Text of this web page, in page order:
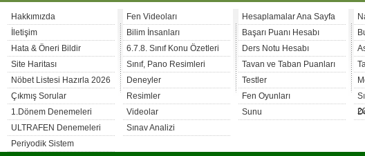
Hakkımızda
İletişim
Hata & Öneri Bildir
Site Haritası
Nöbet Listesi Hazırla 2026
Çıkmış Sorular
1.Dönem Denemeleri
ULTRAFEN Denemeleri
Periyodik Sistem
Fen Videoları
Bilim İnsanları
6.7.8. Sınıf Konu Özetleri
Sınıf, Pano Resimleri
Deneyler
Resimler
Videolar
Sınav Analizi
Hesaplamalar Ana Sayfa
Başarı Puanı Hesabı
Ders Notu Hesabı
Tavan ve Taban Puanları
Testler
Fen Oyunları
Sunu